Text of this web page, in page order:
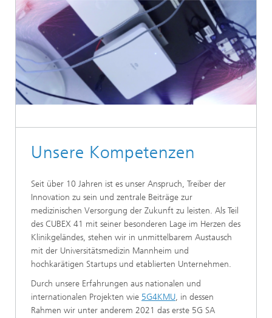
Unsere Kompetenzen
Seit über 10 Jahren ist es unser Anspruch, Treiber der
Innovation zu sein und zentrale Beiträge zur
medizinischen Versorgung der Zukunft zu leisten. Als Teil
des CUBEX 41 mit seiner besonderen Lage im Herzen des
Klinikgeländes, stehen wir in unmittelbarem Austausch
mit der Universitätsmedizin Mannheim und
hochkarätigen Startups und etablierten Unternehmen.
Durch unsere Erfahrungen aus nationalen und
internationalen Projekten wie 5G4KMU, in dessen
Rahmen wir unter anderem 2021 das erste 5G SA